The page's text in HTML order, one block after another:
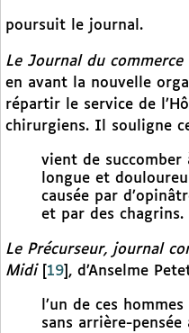
poursuit le journal.
Le Journal du commerce
en avant la nouvelle
répartir le service de
chirurgiens. Il souligne
vient de succomber
longue et
causée par
et par des chagrins.
Le Précurseur, journal
Midi[ 19 , d’Anselme
l’un de ces
sans arrière-